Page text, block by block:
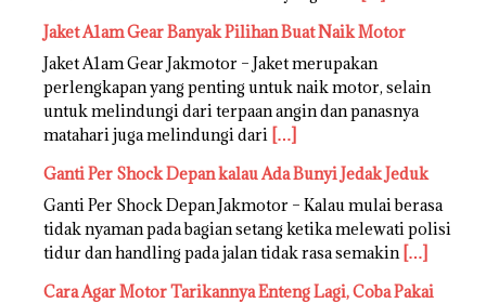
Jaket A1am Gear Banyak Pilihan Buat Naik Motor
Jaket A1am Gear Jakmotor – Jaket merupakan
perlengkapan yang penting untuk naik motor, selain
untuk melindungi dari terpaan angin dan panasnya
matahari juga melindungi dari […]
Ganti Per Shock Depan kalau Ada Bunyi Jedak Jeduk
Ganti Per Shock Depan Jakmotor – Kalau mulai berasa
tidak nyaman pada bagian setang ketika melewati polisi
tidur dan handling pada jalan tidak rasa semakin […]
Cara Agar Motor Tarikannya Enteng Lagi, Coba Pakai